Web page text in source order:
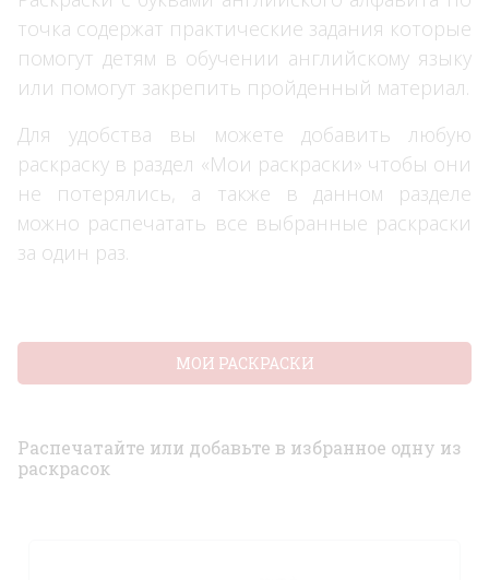
точка содержат практические задания которые
помогут детям в обучении английскому языку
или помогут закрепить пройденный материал.
Для удобства вы можете добавить любую
раскраску в раздел «Мои раскраски» чтобы они
не потерялись, а также в данном разделе
можно распечатать все выбранные раскраски
за один раз.
Распечатайте или добавьте в избранное одну из
раскрасок
МОИ РАСКРАСКИ